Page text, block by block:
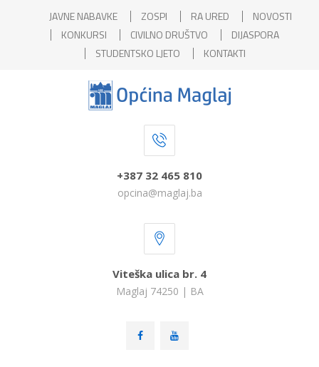
JAVNE NABAVKE ZOSPI RA URED
NOVOSTI
KONKURSI
CIVILNO DRUŠTVO
DIJASPORA
STUDENTSKO LJETO
KONTAKTI
+387 32 465 810
opcina@maglaj.ba
Viteška ulica br. 4
Maglaj 74250 | BA